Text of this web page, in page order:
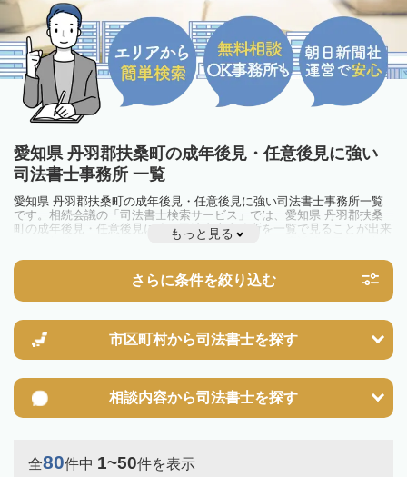
愛知県 丹羽郡扶桑町の成年後見・任意後見に強い
司法書士事務所 一覧
愛知県 丹羽郡扶桑町の成年後見・任意後見に強い司法書士事務所一覧
です。相続会議の「司法書士検索サービス」では、愛知県 丹羽郡扶桑
町の成年後見・任意後見に強い司法書士事務所を一覧で見ることが出来
ます。相続のトラブルやお悩みを抱えている方は一度近隣の司法書士に
もっと見る
さらに条件を絞り込む
市区町村から司法書士を探す
相談内容から司法書士を探す
全80件中 1~50件を表示